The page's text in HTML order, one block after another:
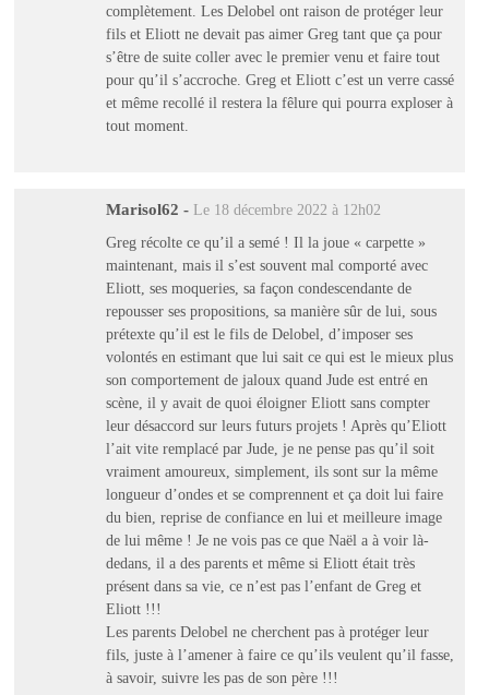
complètement. Les Delobel ont raison de protéger leur
fils et Eliott ne devait pas aimer Greg tant que ça pour
s’être de suite coller avec le premier venu et faire tout
pour qu’il s’accroche. Greg et Eliott c’est un verre cassé
et même recollé il restera la fêlure qui pourra exploser à
tout moment.
Marisol62 - Le 18 décembre 2022 à 12h02
Greg récolte ce qu’il a semé ! Il la joue « carpette »
maintenant, mais il s’est souvent mal comporté avec
Eliott, ses moqueries, sa façon condescendante de
repousser ses propositions, sa manière sûr de lui, sous
prétexte qu’il est le fils de Delobel, d’imposer ses
volontés en estimant que lui sait ce qui est le mieux plus
son comportement de jaloux quand Jude est entré en
scène, il y avait de quoi éloigner Eliott sans compter
leur désaccord sur leurs futurs projets ! Après qu’Eliott
l’ait vite remplacé par Jude, je ne pense pas qu’il soit
vraiment amoureux, simplement, ils sont sur la même
longueur d’ondes et se comprennent et ça doit lui faire
du bien, reprise de confiance en lui et meilleure image
de lui même ! Je ne vois pas ce que Naël a à voir là-
dedans, il a des parents et même si Eliott était très
présent dans sa vie, ce n’est pas l’enfant de Greg et
Eliott !!!
Les parents Delobel ne cherchent pas à protéger leur
fils, juste à l’amener à faire ce qu’ils veulent qu’il fasse,
à savoir, suivre les pas de son père !!!